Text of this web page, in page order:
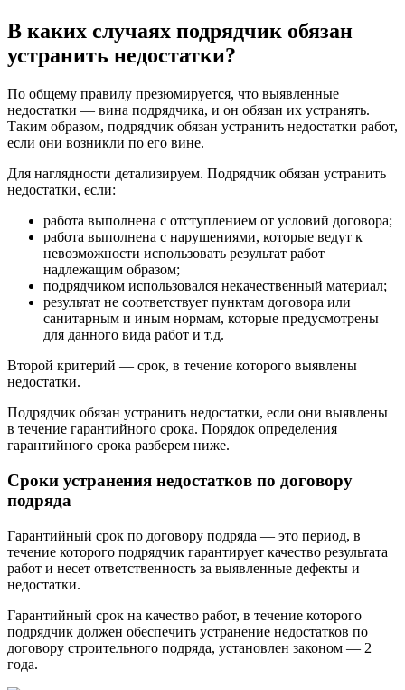
В каких случаях подрядчик обязан
устранить недостатки?
По общему правилу презюмируется, что выявленные
недостатки — вина подрядчика, и он обязан их устранять.
Таким образом, подрядчик обязан устранить недостатки работ,
если они возникли по его вине.
Для наглядности детализируем. Подрядчик обязан устранить
недостатки, если:
работа выполнена с отступлением от условий договора;
работа выполнена с нарушениями, которые ведут к
невозможности использовать результат работ
надлежащим образом;
подрядчиком использовался некачественный материал;
результат не соответствует пунктам договора или
санитарным и иным нормам, которые предусмотрены
для данного вида работ и т.д.
Второй критерий — срок, в течение которого выявлены
недостатки.
Подрядчик обязан устранить недостатки, если они выявлены
в течение гарантийного срока. Порядок определения
гарантийного срока разберем ниже.
Сроки устранения недостатков по договору
подряда
Гарантийный срок по договору подряда — это период, в
течение которого подрядчик гарантирует качество результата
работ и несет ответственность за выявленные дефекты и
недостатки.
Гарантийный срок на качество работ, в течение которого
подрядчик должен обеспечить устранение недостатков по
договору строительного подряда, установлен законом — 2
года.